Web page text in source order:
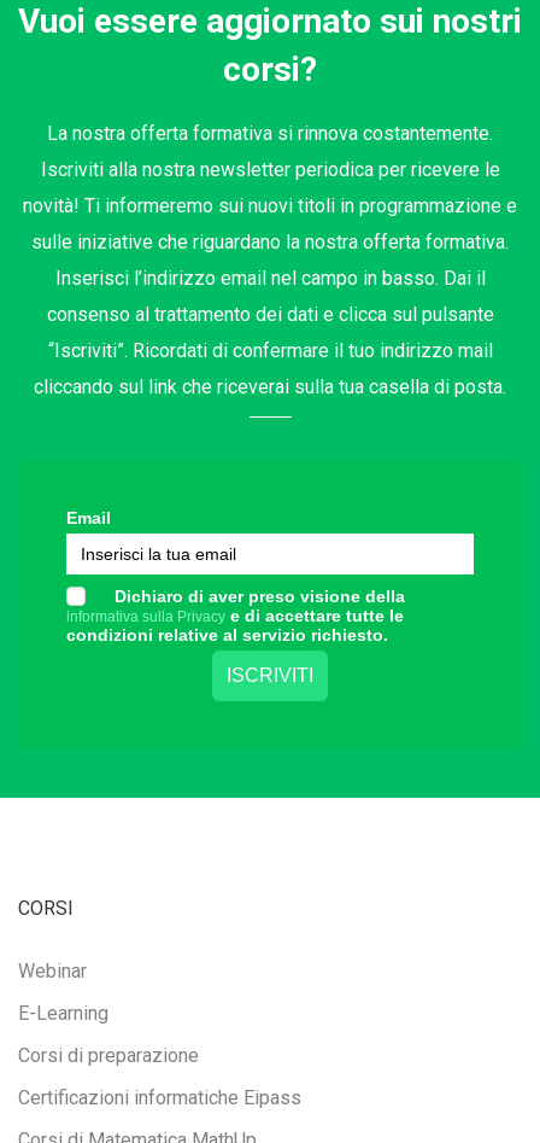
Vuoi essere aggiornato sui nostri
corsi?
La nostra offerta formativa si rinnova costantemente.
Iscriviti alla nostra newsletter periodica per ricevere le
novità! Ti informeremo sui nuovi titoli in programmazione e
sulle iniziative che riguardano la nostra offerta formativa.
Inserisci l’indirizzo email nel campo in basso. Dai il
consenso al trattamento dei dati e clicca sul pulsante
“Iscriviti”. Ricordati di confermare il tuo indirizzo mail
cliccando sul link che riceverai sulla tua casella di posta.
Email
Dichiaro di aver preso visione della
informativa sulla Privacy e di accettare tutte le
condizioni relative al servizio richiesto.
CORSI
Webinar
E-Learning
Corsi di preparazione
Certificazioni informatiche Eipass